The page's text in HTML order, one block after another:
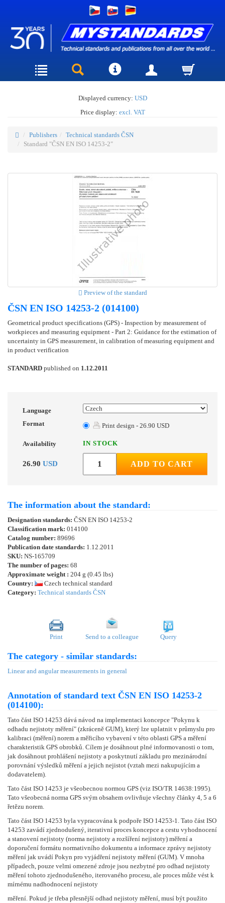
Displayed currency: USD
Price display: excl. VAT
Publishers
Technical standards ČSN
Standard "ČSN EN ISO 14253-2"
Preview of the standard
ČSN EN ISO 14253-2 (014100)
Geometrical product specifications (GPS) - Inspection by measurement of
workpieces and measuring equipment - Part 2: Guidance for the estimation of
uncertainty in GPS measurement, in calibration of measuring equipment and
in product verification
STANDARD published on 1.12.2011
Language
Format
Print design - 26.90 USD
Availability IN STOCK
26.90 USD ADD TO CART
The information about the standard:
Designation standards: ČSN EN ISO 14253-2
Classification mark: 014100
Catalog number: 89696
Publication date standards: 1.12.2011
SKU: NS-165709
The number of pages: 68
Approximate weight : 204 g (0.45 lbs)
Country:
Czech technical standard
Category: Technical standards ČSN
Print Send to a colleague Query
The category - similar standards:
Linear and angular measurements in general
Annotation of standard text ČSN EN ISO 14253-2
(014100):
Tato část ISO 14253 dává návod na implementaci koncepce "Pokynu k
odhadu nejistoty měření" (zkráceně GUM), který lze uplatnit v průmyslu pro
kalibraci (měření) norem a měřicího vybavení v této oblasti GPS a měření
charakteristik GPS obrobků. Cílem je dosáhnout plné informovanosti o tom,
jak dosáhnout prohlášení nejistoty a poskytnutí základu pro mezinárodní
porovnání výsledků měření a jejich nejistot (vztah mezi nakupujícím a
dodavatelem).
Tato část ISO 14253 je všeobecnou normou GPS (viz ISO/TR 14638:1995).
Tato všeobecná norma GPS svým obsahem ovlivňuje všechny články 4, 5 a 6
řetězu norem.
Tato část ISO 14253 byla vypracována k podpoře ISO 14253-1. Tato část ISO
14253 zavádí zjednodušený, iterativní proces koncepce a cestu vyhodnocení
a stanovení nejistoty (norma nejistoty a rozšíření nejistoty) měření a
doporučení formátu normativního dokumentu a informace zprávy nejistoty
měření jak uvádí Pokyn pro vyjádření nejistoty měření (GUM). V mnoha
případech, pouze velmi omezené zdroje jsou nezbytné pro odhad nejistoty
měření tohoto zjednodušeného, iterovaného procesu, ale proces může vést k
mírnému nadhodnocení nejistoty
měření. Pokud je třeba přesnější odhad nejistoty měření, musí být použito